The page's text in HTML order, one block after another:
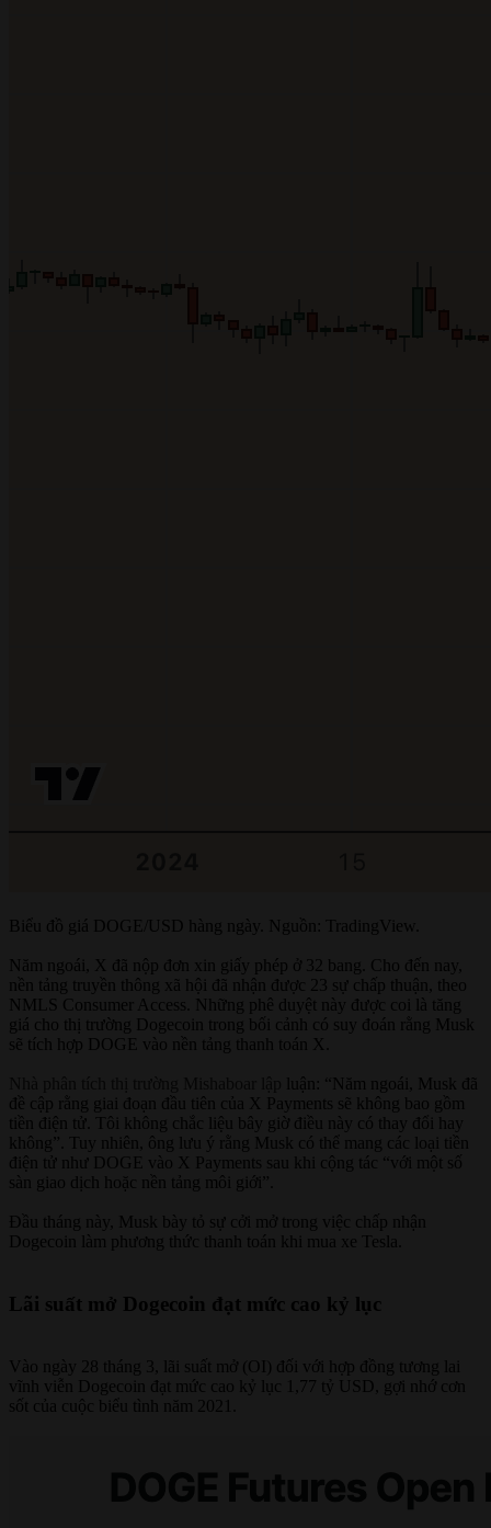
Biểu đồ giá DOGE/USD hàng ngày. Nguồn: TradingView.
Năm ngoái, X đã nộp đơn xin giấy phép ở 32 bang. Cho đến nay,
nền tảng truyền thông xã hội đã nhận được 23 sự chấp thuận, theo
NMLS Consumer Access. Những phê duyệt này được coi là tăng
giá cho thị trường Dogecoin trong bối cảnh có suy đoán rằng Musk
sẽ tích hợp DOGE vào nền tảng thanh toán X.
luận: “Năm ngoái, Musk đã
đề cập rằng giai đoạn đầu tiên của X Payments sẽ không bao gồm
tiền điện tử. Tôi không chắc liệu bây giờ điều này có thay đổi hay
không”. Tuy nhiên, ông lưu ý rằng Musk có thể mang các loại tiền
điện tử như DOGE vào X Payments sau khi cộng tác “với một số
sàn giao dịch hoặc nền tảng môi giới”.
Đầu tháng này, Musk bày tỏ sự cởi mở trong việc chấp nhận
Dogecoin làm phương thức thanh toán khi mua xe Tesla.
Lãi suất mở Dogecoin đạt mức cao kỷ lục
Vào ngày 28 tháng 3, lãi suất mở (OI) đối với hợp đồng tương lai
vĩnh viễn Dogecoin đạt mức cao kỷ lục 1,77 tỷ USD, gợi nhớ cơn
sốt của cuộc biểu tình năm 2021.